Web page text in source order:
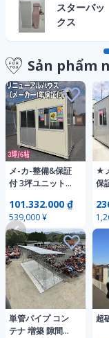
スターバッ
クス
Sản phẩm
メ-カ-整備&保証
付 3坪ユニットハ
ハブ 仮設 事務所
店舗 倉庫 群馬 栃
木 茨城 埼玉 神奈
川 千葉 宮城 静岡
山梨 伊豆 福島
101.332.000 ₫
539,000 ¥
★
保
レ
パ
所
葉
岡
単管パイプ コン
テナ 増築 隙間ス
超